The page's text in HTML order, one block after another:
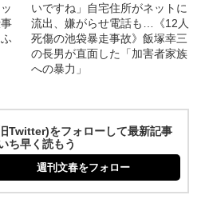
いですね」自宅住所がネットに
流出、嫌がらせ電話も…《12人
死傷の池袋暴走事故》飯塚幸三
の長男が直面した「加害者家族
への暴力」
Twitter)をフォローして最新記事
ち早く読もう
週刊文春をフォロー